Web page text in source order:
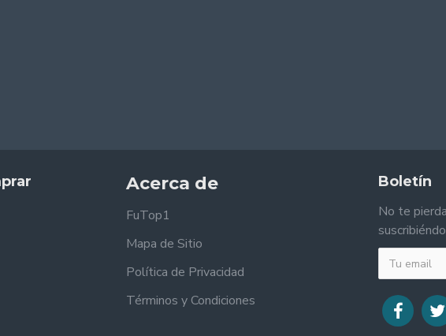
Acerca de
FuTop1
Mapa de Sitio
Política de Privacidad
Términos y Condiciones
Boletín
No te